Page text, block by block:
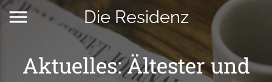
Die Residenz
menu
Aktuelles: Ältester und